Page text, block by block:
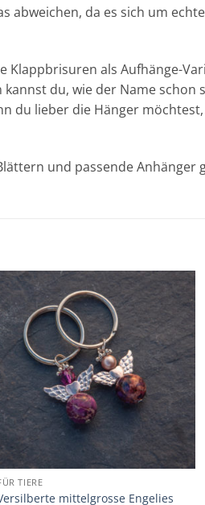
abweichen, da es sich um
als Aufhänge-
du, wie der Name schon
du lieber die Hänger
und passende Anhänger
Wunschliste
hinzufügen
TIERE
mittelgrosse Engelies